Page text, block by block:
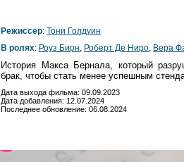
Режиссер: Тони Голдуин
В ролях: Роуз Бирн Роберт Де Ниро Вера
История Макса Бернала, который
брак, чтобы стать менее успешным
Дата выхода фильма: 09.09.2023
Дата добавления: 12.07.2024
Последнее обновление: 06.08.2024